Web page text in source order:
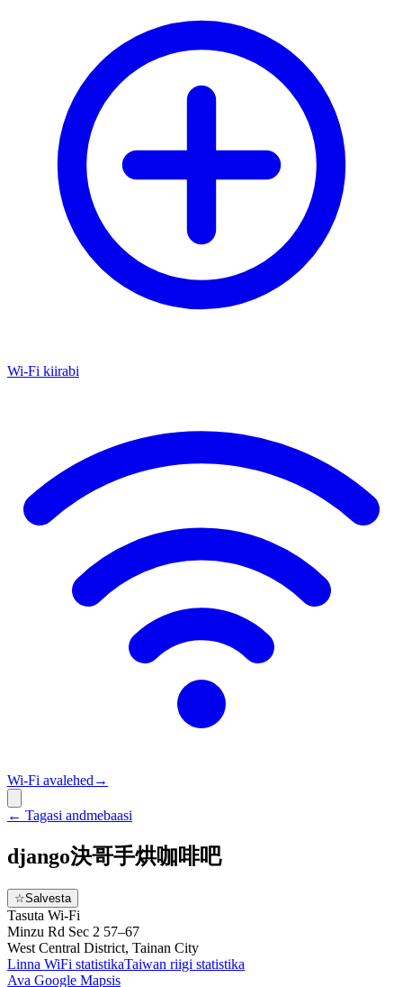
Wi-Fi kiirabi
Wi‑Fi avalehed →
← Tagasi andmebaasi
django決哥手烘咖啡吧
☆Salvesta
Tasuta Wi‑Fi
Minzu Rd Sec 2 57–67
West Central District, Tainan City
Linna WiFi statistikaTaiwan riigi statistika
Ava Google Mapsis